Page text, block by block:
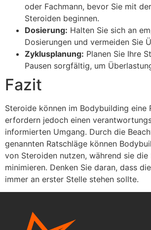
oder Fachmann, bevor Sie mit
Steroiden beginnen.
Dosierung: Halten Sie sich an
Dosierungen und vermeiden Sie
Zyklusplanung: Planen Sie Ihre
Pausen sorgfältig, um
Fazit
Steroide können im Bodybuilding eine
erfordern jedoch einen
informierten Umgang. Durch die
genannten Ratschläge können
von Steroiden nutzen, während sie die
minimieren. Denken Sie daran, dass
immer an erster Stelle stehen sollte.